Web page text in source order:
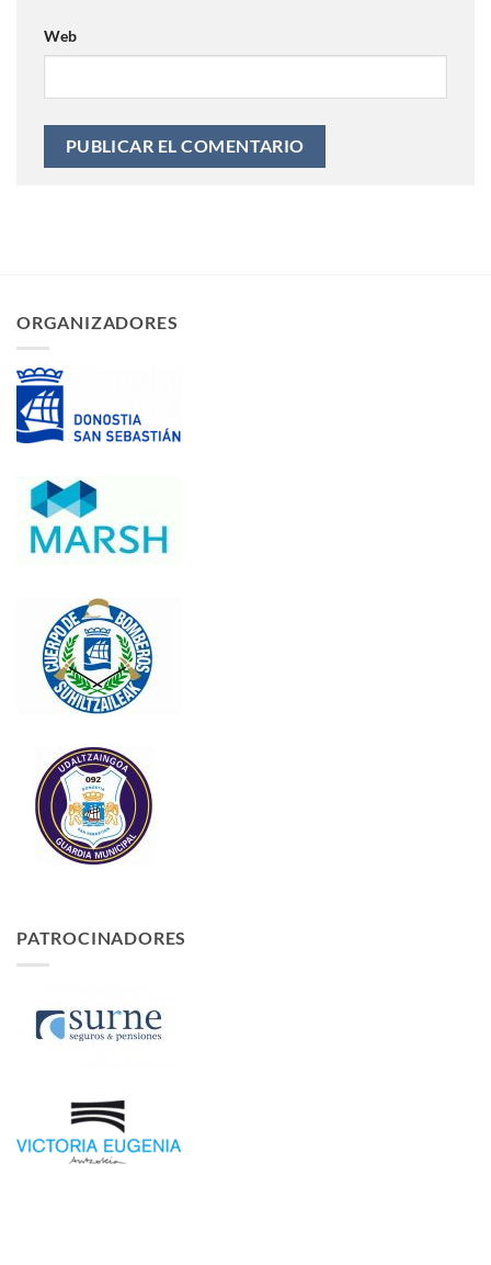
Web
ORGANIZADORES
PATROCINADORES